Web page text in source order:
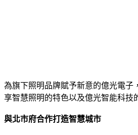
為旗下照明品牌賦予新意的億光電子
享智慧照明的特色以及億光智能科技
與北市府合作打造智慧城市